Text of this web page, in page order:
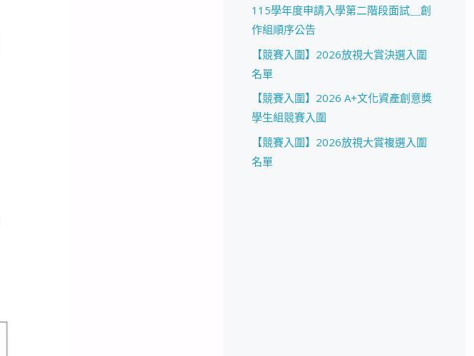
115學年度申請入學第二階段面試＿創
作組順序公告
【競賽入圍】2026放視大賞決選入圍
名單
【競賽入圍】2026 A+文化資產創意獎
學生組競賽入圍
【競賽入圍】2026放視大賞複選入圍
名單